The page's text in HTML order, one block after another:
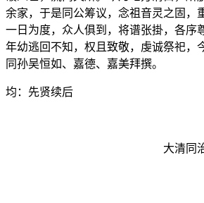
余家，于是同公筹议，念祖音灵之固，
一日为度，众人俱到，将谱张掛，各序
年幼逃回不知，权且致敬，虔诚祭祀，
同孙吴恒如、嘉德、嘉美拜撰。
均：先贤续后
大清同